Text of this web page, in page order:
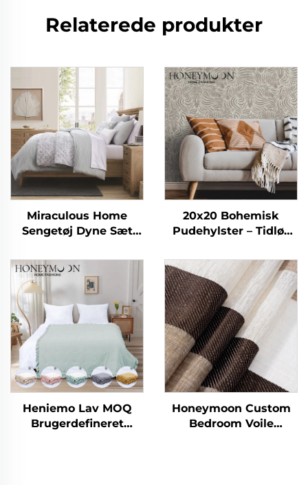
Relaterede produkter
Miraculous Home
Sengetøj Dyne Sæt
Sengetøjssæt Dyne
20x20 Bohemisk
Pudehylster – Tidløs
Ethvert Rum
Heniemo Lav MOQ
Brugerdefineret
Honeymoon Custom
Bedroom Voile